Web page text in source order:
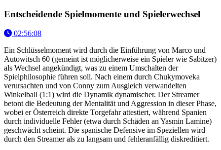
Entscheidende Spielmomente und Spielerwechsel
02:56:08
Ein Schlüsselmoment wird durch die Einführung von Marco und
Autowitsch 60 (gemeint ist möglicherweise ein Spieler wie Sabitzer)
als Wechsel angekündigt, was zu einem Umschalten der
Spielphilosophie führen soll. Nach einem durch Chukymoveka
verursachten und von Conny zum Ausgleich verwandelten
Winkelball (1:1) wird die Dynamik dynamischer. Der Streamer
betont die Bedeutung der Mentalität und Aggression in dieser Phase,
wobei er Österreich direkte Torgefahr attestiert, während Spanien
durch individuelle Fehler (etwa durch Schäden an Yasmin Lamine)
geschwächt scheint. Die spanische Defensive im Speziellen wird
durch den Streamer als zu langsam und fehleranfällig diskreditiert.